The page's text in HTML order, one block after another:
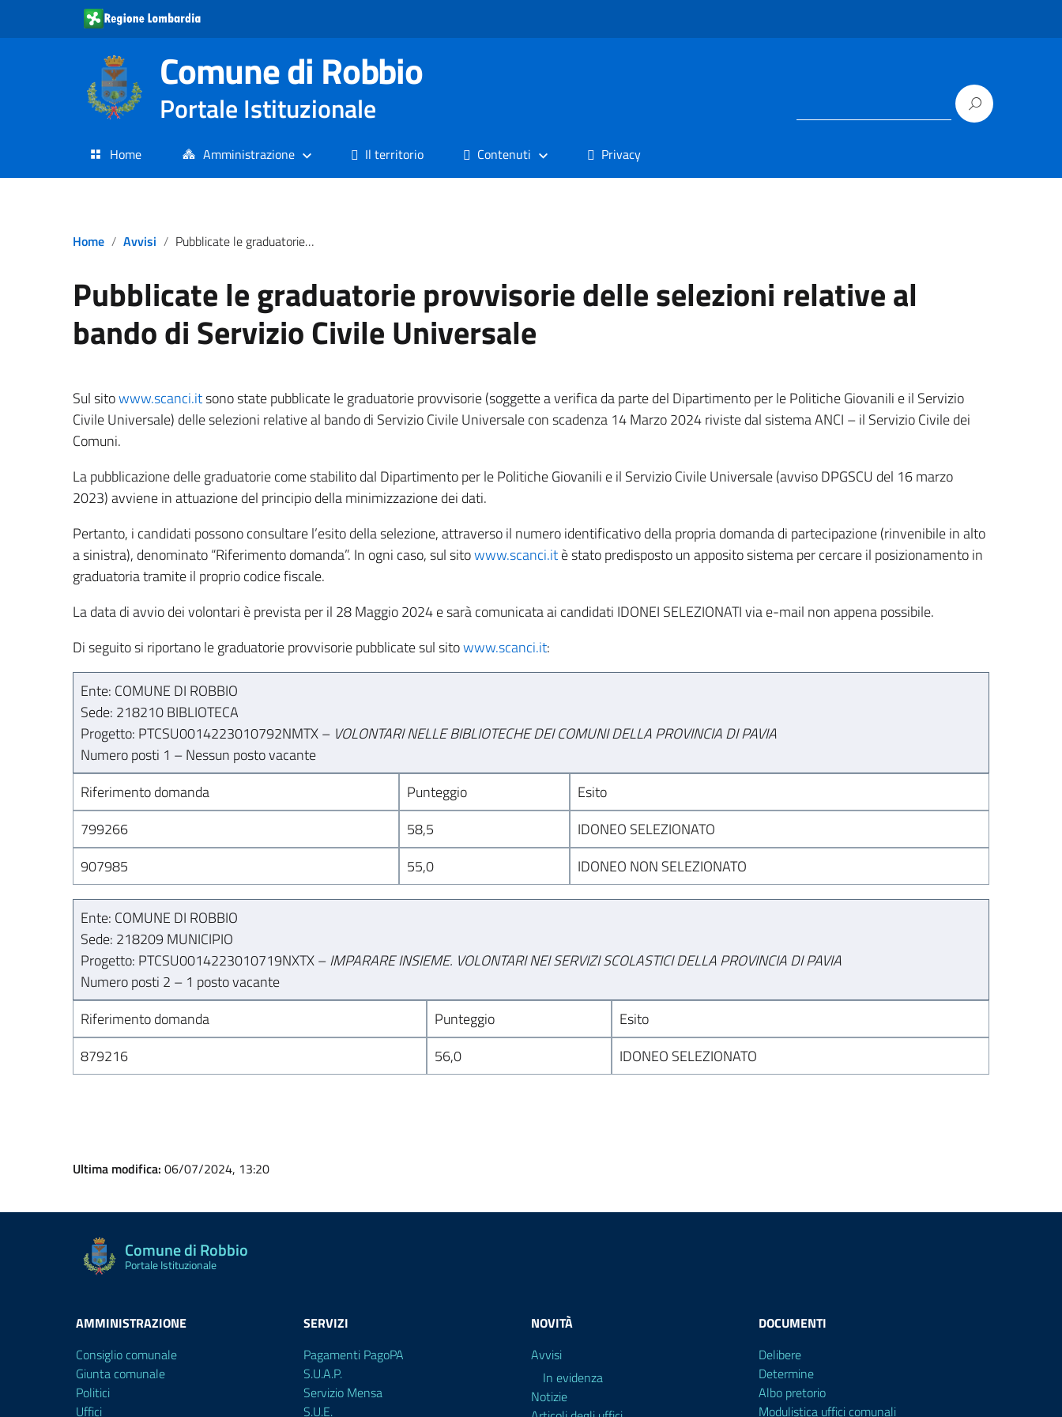
Comune di Robbio
Portale Istituzionale
Home Amministrazione Il territorio Contenuti Privacy
Home Avvisi Pubblicate le graduatorie provvisorie delle selezioni relative al bando di Servizio Civile Universale
Pubblicate le graduatorie provvisorie delle selezioni relative al
bando di Servizio Civile Universale
Sul sitowww.scanci.itsono state pubblicate le graduatorie provvisorie (soggette a verifica da parte del Dipartimento per le Politiche Giovanili e il Servizio
Civile Universale) delle selezioni relative al bando di Servizio Civile Universale con scadenza 14 Marzo 2024 riviste dal sistema ANCI – il Servizio Civile dei
Comuni.
La pubblicazione delle graduatorie come stabilito dal Dipartimento per le Politiche Giovanili e il Servizio Civile Universale (avviso DPGSCU del 16 marzo
2023) avviene in attuazione del principio della minimizzazione dei dati.
Pertanto, i candidati possono consultare l’esito della selezione, attraverso il numero identificativo della propria domanda di partecipazione (rinvenibile in alto
a sinistra), denominato “Riferimento domanda”. In ogni caso, sul sitowww.scanci.itè stato predisposto un apposito sistema per cercare il posizionamento in
graduatoria tramite il proprio codice fiscale.
La data di avvio dei volontari è prevista per il 28 Maggio 2024 e sarà comunicata ai candidati IDONEI SELEZIONATI via e-mail non appena possibile.
Di seguito si riportano le graduatorie provvisorie pubblicate sul sitowww.scanci.it:
Ente: COMUNE DI ROBBIO
Sede: 218210 BIBLIOTECA
Progetto: PTCSU0014223010792NMTX – VOLONTARI NELLE BIBLIOTECHE DEI COMUNI DELLA PROVINCIA DI PAVIA
Numero posti 1 – Nessun posto vacante
Riferimento domanda
Punteggio
Esito
799266
58,5
IDONEO SELEZIONATO
907985
55,0 IDONEO NON SELEZIONATO
Ente: COMUNE DI ROBBIO
Sede: 218209 MUNICIPIO
Progetto: PTCSU0014223010719NXTX –IMPARARE INSIEME. VOLONTARI NEI SERVIZI SCOLASTICI DELLA PROVINCIA DI PAVIA
Numero posti 2 – 1 posto vacante
Riferimento domanda
Punteggio
Esito
879216
56,0 IDONEO SELEZIONATO
Ultima modifica: 06/07/2024, 13:20
Comune di Robbio
Portale Istituzionale
AMMINISTRAZIONE
Consiglio comunale
Giunta comunale
Politici
Uffici
SERVIZI
Pagamenti PagoPA
S.U.A.P.
Servizio Mensa
S.U.E.
NOVITÀ
Avvisi
In evidenza
Notizie
DOCUMENTI
Delibere
Determine
Albo pretorio
Modulistica uffici comunali